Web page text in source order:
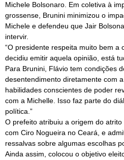
Michele Bolsonaro. Em coletiva à
grossense, Brunini minimizou o
Michele e defendeu que Jair
intervir.
“O presidente respeita muito bem a
decidiu emitir aquela opinião, está
Para Brunini, Flávio tem condições
desentendimento diretamente com
habilidades conscientes de poder
com a Michelle. Isso faz parte do
política.”
O prefeito atribuiu a origem do
com Ciro Nogueira no Ceará, e
ressalvas sobre algumas escolhas
Ainda assim, colocou o objetivo